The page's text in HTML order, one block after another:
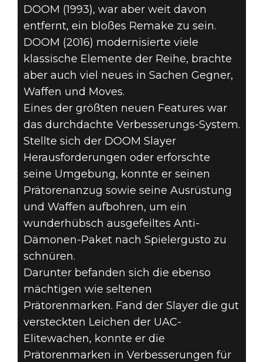
DOOM (1993), war aber weit davon
entfernt, ein bloßes Remake zu sein.
DOOM (2016) modernisierte viele
klassische Elemente der Reihe, brachte
aber auch viel neues in Sachen Gegner,
Waffen und Moves.
Eines der größten neuen Features war
das durchdachte Verbesserungs-System.
Stellte sich der DOOM Slayer
Herausforderungen oder erforschte
seine Umgebung, konnte er seinen
Prätorenanzug sowie seine Ausrüstung
und Waffen aufbohren, um ein
wunderhübsch ausgefeiltes Anti-
Dämonen-Paket nach Spielergusto zu
schnüren.
Darunter befanden sich die ebenso
mächtigen wie seltenen
Prätorenmarken. Fand der Slayer die gut
versteckten Leichen der UAC-
Elitewachen, konnte er die
Prätorenmarken in Verbesserungen für